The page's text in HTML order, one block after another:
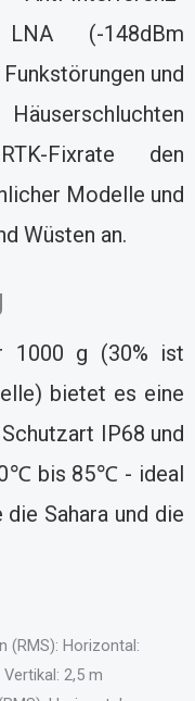
(-148dBm
und
Fixrate den
Modelle und
Wüsten an.
1000 g (30% ist
bietet es eine
IP68 und
bis 85℃ - ideal
Sahara und die
(RMS): Horizontal:
Vertikal: 2,5 m